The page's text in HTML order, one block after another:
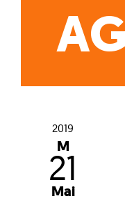
2019
M
21
Mai